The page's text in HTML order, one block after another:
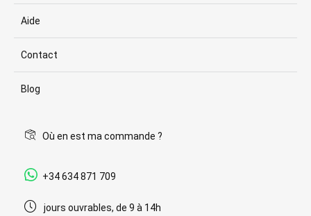
Aide
Contact
Blog
Où en est ma commande ?
+34 634 871 709
jours ouvrables, de 9 à 14h